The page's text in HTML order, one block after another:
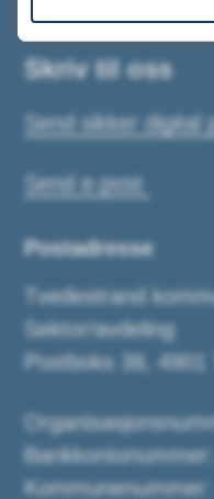
Skriv til oss
Send sikker digital
Send e-post
Postadresse
Tvedestrand
Sektor/avdeling
Postboks 38, 4901
Kommunenummer: